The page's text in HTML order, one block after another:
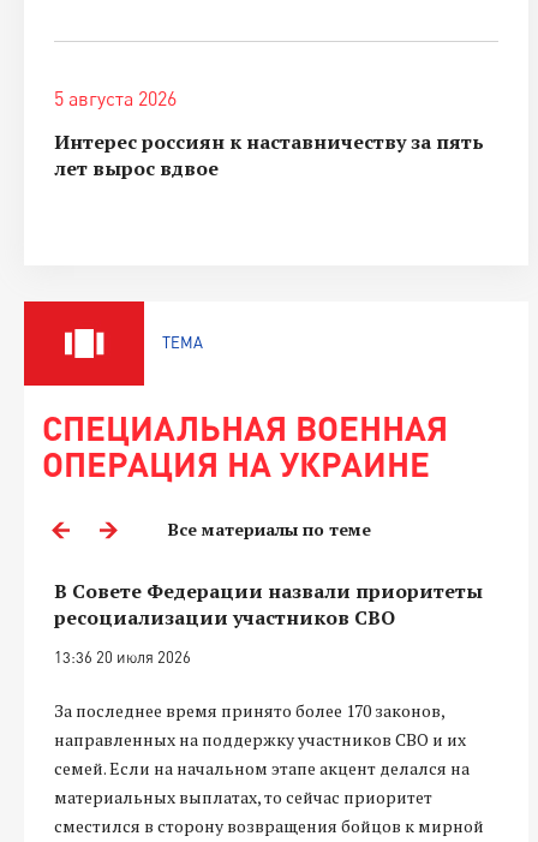
5 августа 2026
Интерес россиян к наставничеству за пять
лет вырос вдвое
ТЕМА
СПЕЦИАЛЬНАЯ ВОЕННАЯ
ОПЕРАЦИЯ НА УКРАИНЕ
Все материалы по теме
В Совете Федерации назвали приоритеты
ресоциализации участников СВО
13:36 20 июля 2026
За последнее время принято более 170 законов,
направленных на поддержку участников СВО и их
семей. Если на начальном этапе акцент делался на
материальных выплатах, то сейчас приоритет
сместился в сторону возвращения бойцов к мирной